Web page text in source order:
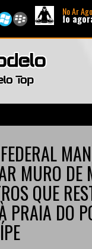
No Ar
Tocando agora:
MURO DE
QUE
PRAIA DO